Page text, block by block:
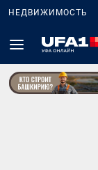
НЕДВИЖИМОСТЬ